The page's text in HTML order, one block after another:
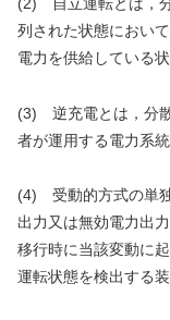
(2) 自立運転とは，
列された状態におい
電力を供給している状
(3) 逆充電とは，分
者が運用する電力系
(4) 受動的方式の単
出力又は無効電力出
移行時に当該変動に
運転状態を検出する装